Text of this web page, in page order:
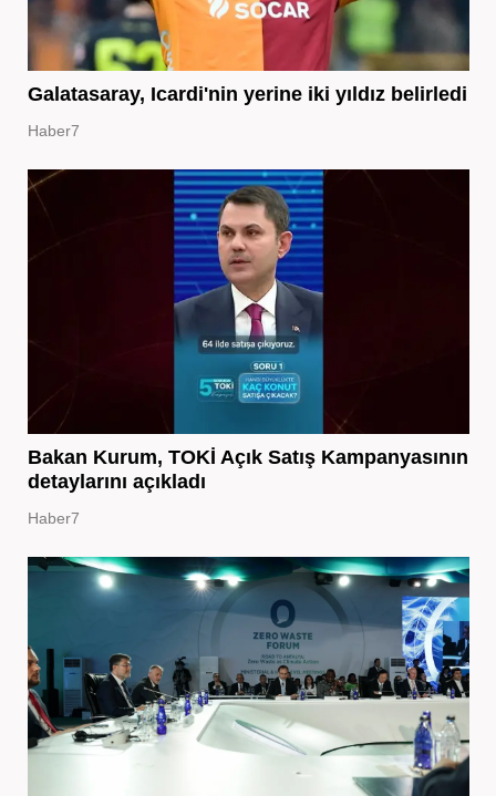
Galatasaray, Icardi'nin yerine iki yıldız belirledi
Haber7
Bakan Kurum, TOKİ Açık Satış Kampanyasının
detaylarını açıkladı
Haber7